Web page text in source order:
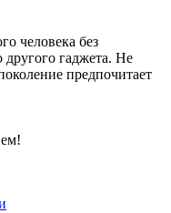
человека без
другого гаджета. Не
предпочитает